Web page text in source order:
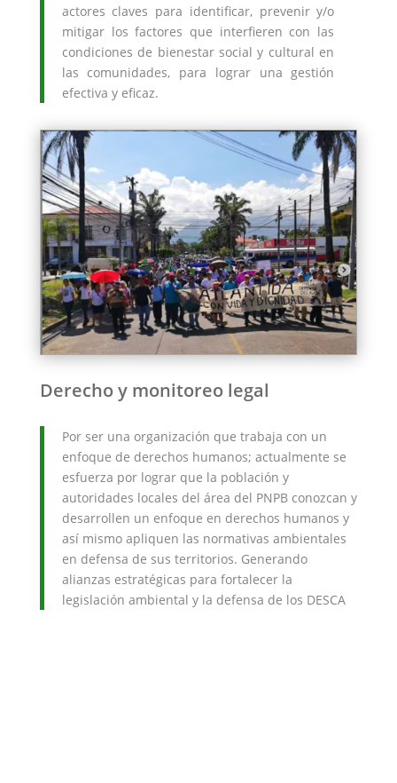
actores claves para identificar, prevenir y/o
mitigar los factores que interfieren con las
condiciones de bienestar social y cultural en
las comunidades, para lograr una gestión
efectiva y eficaz.
Derecho y monitoreo legal
Por ser una organización que trabaja con un
enfoque de derechos humanos; actualmente se
esfuerza por lograr que la población y
autoridades locales del área del PNPB conozcan y
desarrollen un enfoque en derechos humanos y
así mismo apliquen las normativas ambientales
en defensa de sus territorios. Generando
alianzas estratégicas para fortalecer la
legislación ambiental y la defensa de los DESCA